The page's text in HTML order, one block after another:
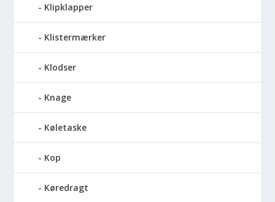
Klipklapper
Klistermærker
Klodser
Knage
Køletaske
Kop
Køredragt